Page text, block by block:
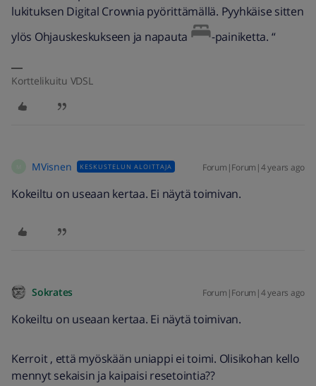
lukituksen Digital Crownia pyörittämällä. Pyyhkäise sitten
ylös Ohjauskeskukseen ja napauta
-painiketta. “
Korttelikuitu VDSL
MVisnen KESKUSTELUN ALOITTAJA Forum|Forum|4 years ago
Kokeiltu on useaan kertaa. Ei näytä toimivan.
Sokrates Forum|Forum|4 years ago
Kokeiltu on useaan kertaa. Ei näytä toimivan.
Kerroit , että myöskään uniappi ei toimi. Olisikohan kello
mennyt sekaisin ja kaipaisi resetointia??